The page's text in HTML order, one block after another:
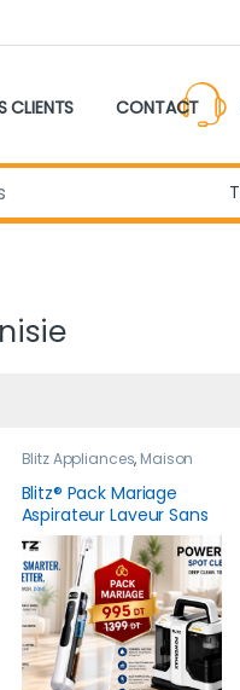
CLIENTS CONTACT
Blitz Appliances, Maison
Blitz® Pack Mariage
Aspirateur Laveur Sans
Fil + Aspirateur
Nettoyeur de Taches
PowerMax